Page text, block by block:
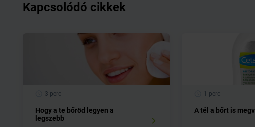
Kapcsolódó cikkek
3 perc
Hogy a te bőröd legyen a
legszebb
1 perc
A tél a bőrt is